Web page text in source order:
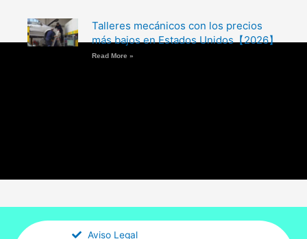
Talleres mecánicos con los precios
más bajos en Estados Unidos【2026】
Read More »
Aviso Legal